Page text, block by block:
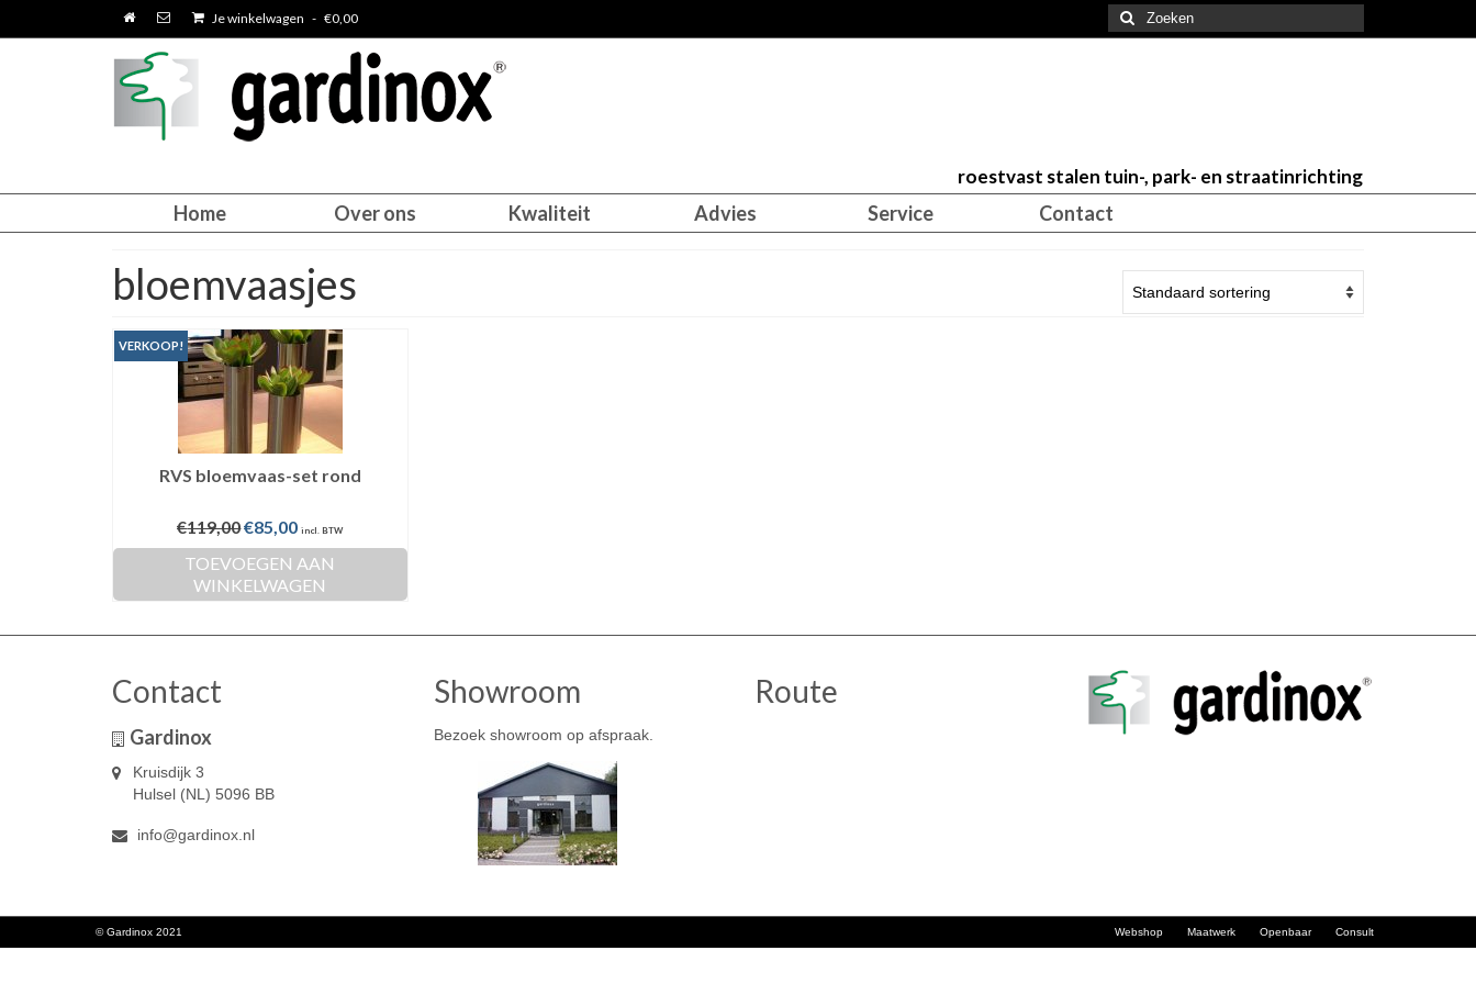
Je winkelwagen - €0,00
Zoeken
naar:
roestvast stalen tuin-, park- en straatinrichting
Home Over ons Kwaliteit Advies Service Contact
bloemvaasjes
VERKOOP!
RVS bloemvaas-set rond
€119,00Oorspronkelijke
prijs
was:
€119,00.
€85,00Huidige
prijs
is:
€85,00.
incl. BTW
TOEVOEGEN AAN
WINKELWAGEN
Contact
Gardinox
Kruisdijk 3
Hulsel (NL) 5096 BB
info@gardinox.nl
Showroom
Bezoek showroom op afspraak.
Route
Webshop Maatwerk Openbaar Consult
© Gardinox 2021